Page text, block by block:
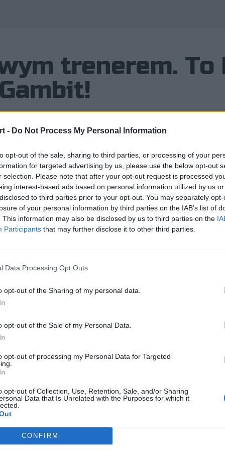
- Do Not Process My Personal Information
opt-out of the sale, sharing to third parties, or processing of your
for targeted advertising by us, please use the below opt-out
selection. Please note that after your opt-out request is processed
interest-based ads based on personal information utilized by us
to third parties prior to your opt-out. You may separately
of your personal information by third parties on the IAB’s list of
This information may also be disclosed by us to third parties on the
Participants that may further disclose it to other third parties.
Data Processing Opt Outs
opt-out of the Sharing of my personal data.
opt-out of the Sale of my Personal Data.
opt-out of processing my Personal Data for Targeted
opt-out of Collection, Use, Retention, Sale, and/or Sharing
Data that Is Unrelated with the Purposes for which it
CONFIRM
trenerem. To
Virtus.pro zaangażowało
który w przeszłości sam
bowiem Ivan "F_1N" Kochugov. 41-latek już między
z organizacją w 2011 roku. To wszystko miało więc
jako tego, pod którego skrzydłami rozwijali się
rzeczonej formacji, a potem zapracowali sobie na
skąd odszedł w listopadzie ubiegłego roku.
Season 2 European Series #7.
Ceniony trener zostaje na dłużej
zwolnioną dopiero co przez Pavla "PASHANOJA"
do trenera znanego z uwalniania potencjału młodych
postawić kolejny krok na drodze do zwycięstw
tag Virtus.pro to ogromna motywacja. Nasz bootcamp
za ich zaufanie – przed nami jednak wiele pracy
–
Astana 2025.